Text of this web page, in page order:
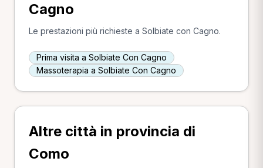
Cagno
Le prestazioni più richieste a Solbiate con Cagno.
Prima visita a Solbiate Con Cagno
Massoterapia a Solbiate Con Cagno
Altre città in provincia di
Como